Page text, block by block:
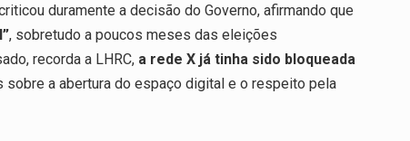
duramente a decisão do Governo, afirmando que
, sobretudo a poucos meses das eleições
recorda a LHRC, a rede X já tinha sido bloqueada
sobre a abertura do espaço digital e o respeito pela